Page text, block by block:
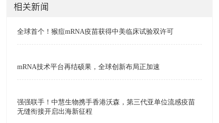
相关新闻
全球首个！猴痘mRNA疫苗获得中美临床试验双许可
mRNA技术平台再结硕果，全球创新布局正加速
强强联手！中慧生物携手香港沃森，第三代亚单位流感疫苗
无缝衔接开启出海新征程